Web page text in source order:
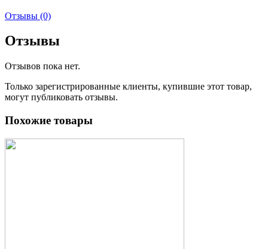
Отзывы (0)
Отзывы
Отзывов пока нет.
Только зарегистрированные клиенты, купившие этот товар,
могут публиковать отзывы.
Похожие товары